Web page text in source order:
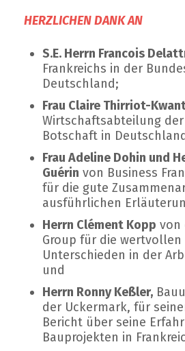
HERZLICHEN DANK AN
S.E. Herrn Francois
Frankreichs in der
Deutschland;
Frau Claire Thirriot-
Wirtschaftsabteilung der
Botschaft in
Frau Adeline Dohin und
Guérin von Business
für die gute
ausführlichen
Herrn Clément Kopp von
Group für die wertvollen
Unterschieden in der
und
Herrn Ronny Keßler,
der Uckermark, für
Bericht über seine
Bauprojekten in